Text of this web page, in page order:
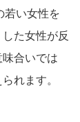
若い女性を
た女性が反
合いでは
れます。